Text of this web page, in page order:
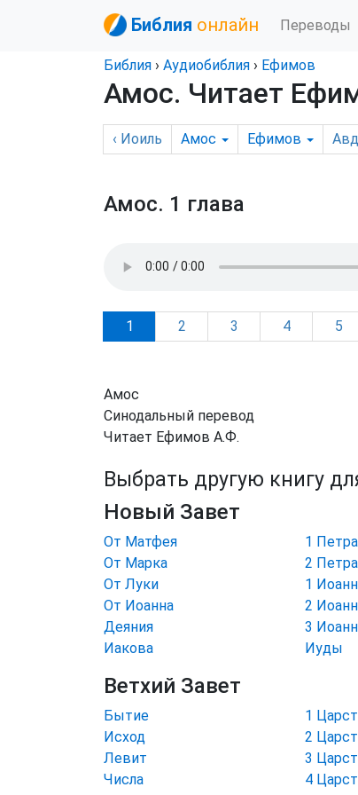
Библия онлайн Переводы
Библия › Аудиобиблия › Ефимов
Амос. Читает
‹ Иоиль Амос Ефимов
Амос. 1 глава
1 2 3 4 5
Амос
Синодальный перевод
Читает Ефимов А.Ф.
Выбрать другую книгу
Новый Завет
От Матфея
От Марка
От Луки
От Иоанна
Деяния
Иакова
1 Петра
2 Петра
1
2
3
Иуды
Ветхий Завет
Бытие
Исход
Левит
Числа
1
2
3
4